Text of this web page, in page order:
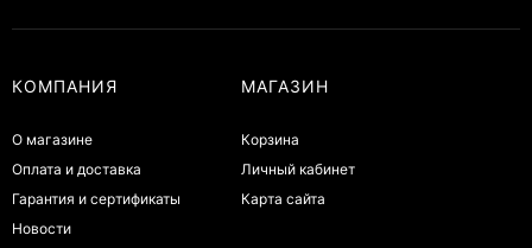
КОМПАНИЯ
О магазине
Оплата и доставка
Гарантия и сертификаты
Новости
МАГАЗИН
Корзина
Личный кабинет
Карта сайта